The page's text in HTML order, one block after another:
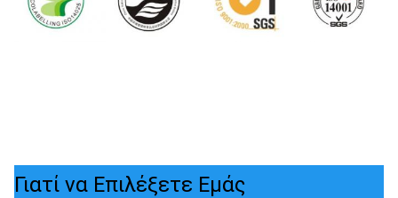
Γιατί να Επιλέξετε Εμάς